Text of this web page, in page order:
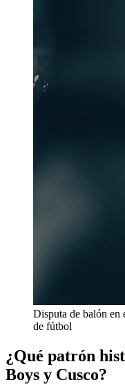
Disputa de balón en
de fútbol
¿Qué patrón
Boys y Cusco?